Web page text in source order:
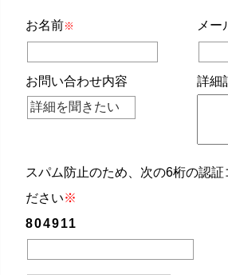
お名前※ メー
お問い合わせ内容 詳細
スパム防止のため、次の6桁の認証
ださい※
804911